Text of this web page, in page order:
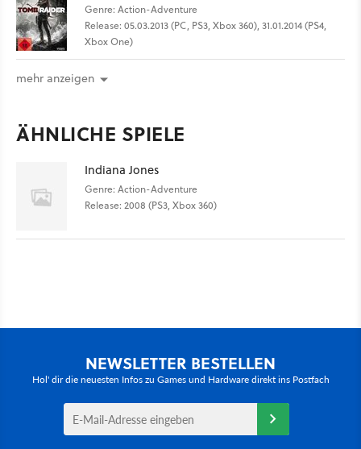
Genre: Action-Adventure
Release: 05.03.2013 (PC, PS3, Xbox 360), 31.01.2014 (PS4,
Xbox One)
mehr anzeigen
ÄHNLICHE SPIELE
Indiana Jones
Genre: Action-Adventure
Release: 2008 (PS3, Xbox 360)
NEWSLETTER BESTELLEN
Hol' dir die neuesten Infos zu Games und Hardware direkt ins Postfach